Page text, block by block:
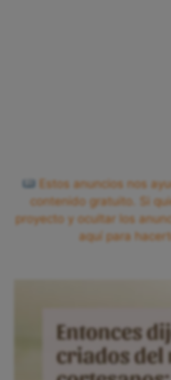
Estos anuncios nos
contenido gratuito. Si
proyecto y ocultar los
aquí para